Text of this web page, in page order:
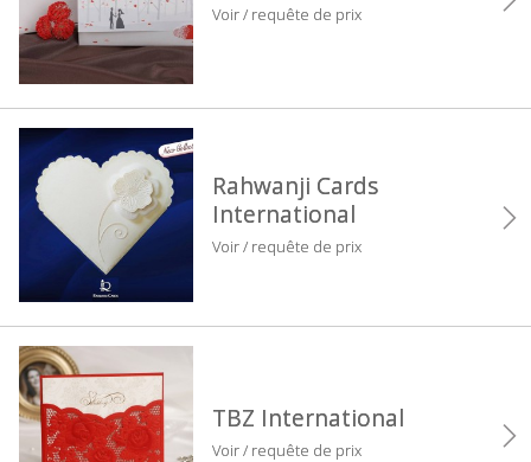
Voir / requête de prix
Rahwanji Cards
International
Voir / requête de prix
TBZ International
Voir / requête de prix